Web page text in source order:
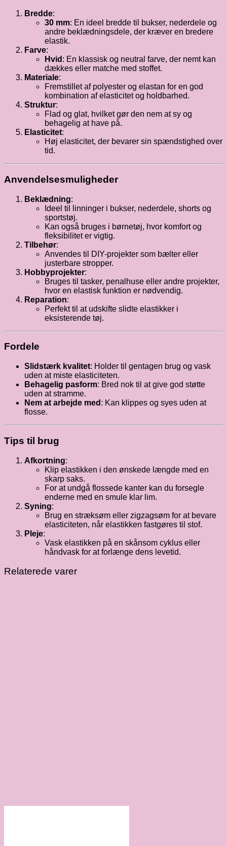
Bredde:
30 mm: En ideel bredde til bukser, nederdele og
andre beklædningsdele, der kræver en bredere
elastik.
Farve:
Hvid : En klassisk og neutral farve, der nemt kan
dækkes eller matche med stoffet.
Materiale:
Fremstillet af polyester og elastan for en god
kombination af elasticitet og holdbarhed.
Struktur:
Flad og glat, hvilket gør den nem at sy og
behagelig at have på.
Elasticitet:
Høj elasticitet, der bevarer sin spændstighed over
tid.
Anvendelsesmuligheder
Beklædning:
Ideel til linninger i bukser, nederdele, shorts og
sportstøj.
Kan også bruges i børnetøj, hvor komfort og
fleksibilitet er vigtig.
Tilbehør:
Anvendes til DIY-projekter som bælter eller
justerbare stropper.
Hobbyprojekter:
Bruges til tasker, penalhuse eller andre projekter,
hvor en elastisk funktion er nødvendig.
Reparation:
Perfekt til at udskifte slidte elastikker i
eksisterende tøj.
Fordele
Slidstærk kvalitet: Holder til gentagen brug og vask
uden at miste elasticiteten.
Behagelig pasform: Bred nok til at give god støtte
uden at stramme.
Nem at arbejde med : Kan klippes og syes uden at
flosse.
Tips til brug
Afkortning:
Klip elastikken i den ønskede længde med en
skarp saks.
For at undgå flossede kanter kan du forsegle
enderne med en smule klar lim.
Syning:
Brug en stræksøm eller zigzagsøm for at bevare
elasticiteten, når elastikken fastgøres til stof.
Pleje:
Vask elastikken på en skånsom cyklus eller
håndvask for at forlænge dens levetid.
Relaterede varer